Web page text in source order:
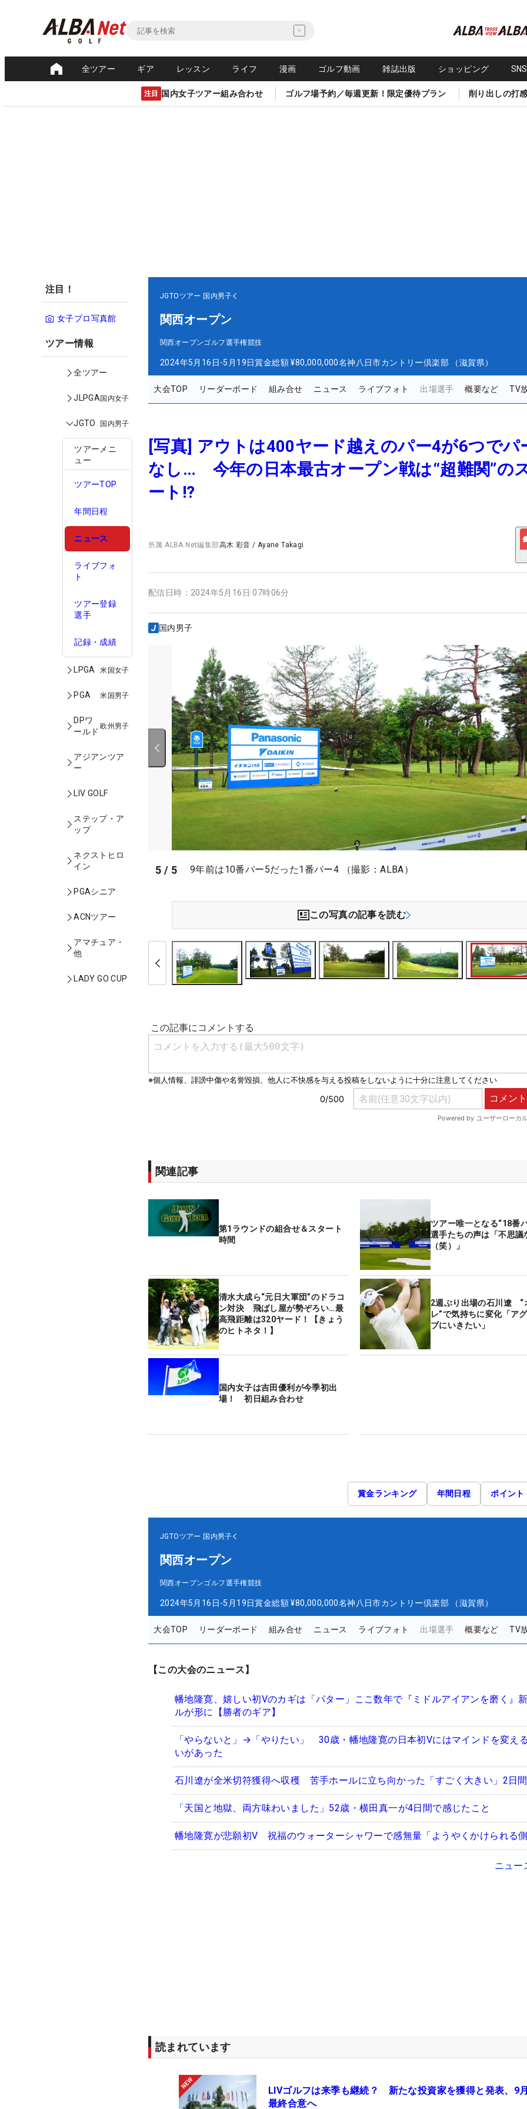
全ツアー ギア レッスン ライフ 漫画 ゴルフ動画 雑誌出版 ショッピング
注目 国内女子ツアー組み合わせ ゴルフ場予約／毎週更新！限定優待プラン 削り出しの打
注目！
女子プロ写真館
ツアー情報
全ツアー
JLPGA国内女子
JGTO 国内男子
ツアーメニ
ュー
ツアーTOP
年間日程
ニュース
ライブフォ
ト
ツアー登録
選手
記録・成績
LPGA 米国女子
PGA 米国男子
DPワ
ールド
欧州男子
アジアンツア
ー
LIV GOLF
ステップ・ア
ップ
ネクストヒロ
イン
PGAシニア
ACNツアー
アマチュア・
他
LADY GO CUP
JGTOツアー 国内男子
関西オープン
関西オープンゴルフ選手権競技
2024年5月16日-5月19日賞金総額 ¥80,000,000名神八日市カントリー倶楽部 （滋賀県）
大会TOP リーダーボード 組み合せ ニュース ライブフォト 出場選手 概要など TV
[写真] アウトは400ヤード越えのパー4が6つでパ
なし… 今年の日本最古オープン戦は“超難関”の
ート!?
所属ALBA Net編集部高木 彩音 / Ayane Takagi
配信日時： 2024年5月16日 07時06分
国内男子
5 / 5 9年前は10番パー5だった1番パー4 （撮影：ALBA）
この写真の記事を読む
関連記事
第1ラウンドの組合せ＆スタート
時間
ツアー唯一となる“18
選手たちの声は「不思議
（笑）」
清水大成ら“元日大軍団”のドラコ
ン対決 飛ばし屋が勢ぞろい…最
高飛距離は320ヤード！【きょう
のヒトネタ！】
2週ぶり出場の石川遼 “
レ”で気持ちに変化「ア
ブにいきたい」
国内女子は吉田優利が今季初出
場！ 初日組み合わせ
賞金ランキング 年間日程 ポイント
JGTOツアー 国内男子
関西オープン
関西オープンゴルフ選手権競技
2024年5月16日-5月19日賞金総額 ¥80,000,000名神八日市カントリー倶楽部 （滋賀県）
大会TOP リーダーボード 組み合せ ニュース ライブフォト 出場選手 概要など TV
【この大会のニュース】
幡地隆寛、嬉しい初Vのカギは「パター」ここ数年で『ミドルアイアンを磨く』
ルが形に【勝者のギア】
「やらないと」→「やりたい」 30歳・幡地隆寛の日本初Vにはマインドを変え
いがあった
石川遼が全米切符獲得へ収穫 苦手ホールに立ち向かった「すごく大きい」2日間
「天国と地獄、両方味わいました」52歳・横田真一が4日間で感じたこと
幡地隆寛が悲願初V 祝福のウォーターシャワーで感無量「ようやくかけられる
ニュー
読まれています
LIVゴルフは来季も継続？ 新たな投資家を獲得と発表、9
最終合意へ